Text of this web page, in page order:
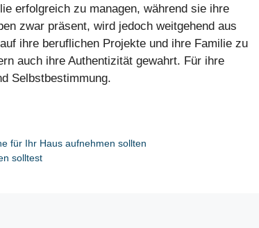
erfolgreich zu managen, während sie ihre
zwar präsent, wird jedoch weitgehend aus
ihre beruflichen Projekte und ihre Familie zu
auch ihre Authentizität gewahrt. Für ihre
Selbstbestimmung.
für Ihr Haus aufnehmen sollten
solltest